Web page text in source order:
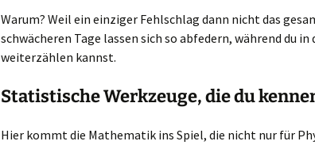
Warum? Weil ein einziger Fehlschlag dann nicht das
schwächeren Tage lassen sich so abfedern, während du
weiterzählen kannst.
Statistische Werkzeuge, die du
Hier kommt die Mathematik ins Spiel, die nicht nur für